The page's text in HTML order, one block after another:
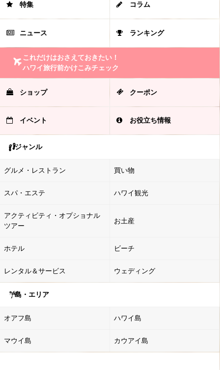
特集 コラム
ニュース ランキング
これだけはおさえておきたい！
ハワイ旅行前かけこみチェック
ショップ クーポン
イベント お役立ち情報
ジャンル
グルメ・レストラン 買い物
スパ・エステ ハワイ観光
アクティビティ・オプショナル
ツアー
お土産
ホテル ビーチ
レンタル＆サービス ウェディング
島・エリア
オアフ島 ハワイ島
マウイ島 カウアイ島